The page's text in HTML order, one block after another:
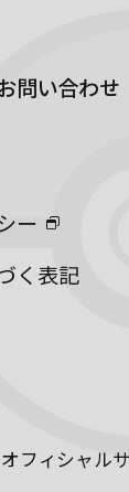
問い合わせ
ー
く表記
フィシャル